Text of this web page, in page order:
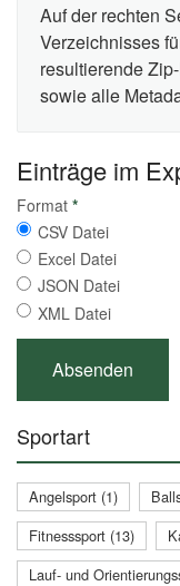
Auf der rechten
Verzeichnisses
resultierende
sowie alle
Einträge im
Format *
CSV Datei
Excel Datei
JSON Datei
XML Datei
Sportart
Angelsport (1)
Fitnesssport (13)
Lauf- und